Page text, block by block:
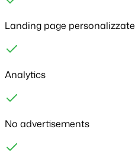
Landing page personalizzate
Analytics
No advertisements